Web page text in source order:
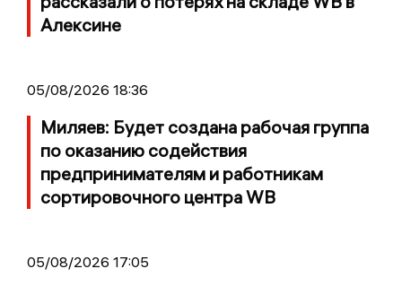
Алексине
05/08/2026 18:36
Миляев: Будет создана рабочая группа
по оказанию содействия
предпринимателям и работникам
сортировочного центра WB
05/08/2026 17:05